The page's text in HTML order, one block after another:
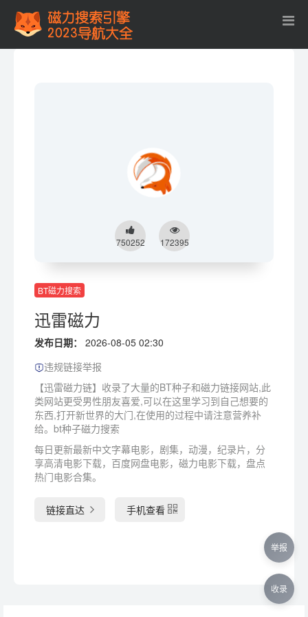
750252 172395
BT磁力搜索
迅雷磁力
发布日期：
2026-08-05 02:30
违规链接举报
【迅雷磁力链】收录了大量的BT种子和磁力链接网站,此
类网站更受男性朋友喜爱,可以在这里学习到自己想要的
东西,打开新世界的大门,在使用的过程中请注意营养补
给。bt种子磁力搜索
每日更新最新中文字幕电影，剧集，动漫，纪录片，分
享高清电影下载，百度网盘电影，磁力电影下载，盘点
热门电影合集。
链接直达 手机查看
举报
收录